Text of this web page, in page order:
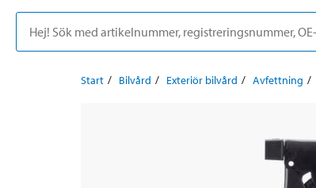
Start Bilvård Exteriör bilvård Avfettning